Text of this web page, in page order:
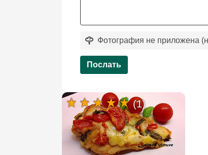
Фотография не приложена
Послать
(1)